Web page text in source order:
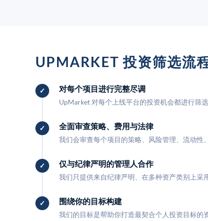
UPMARKET 投资筛选流
对每个项目进行完整尽调
UpMarket 对每个上线平台的投资机会都进行筛选
全面审查策略、费用与法律
我们会审查每个项目的策略、风险管理、流动性
仅与纪律严明的管理人合作
我们只提供来自纪律严明、在多种资产类别上采
围绕你的目标构建
我们的目标是帮助你打造最契合个人投资目标的